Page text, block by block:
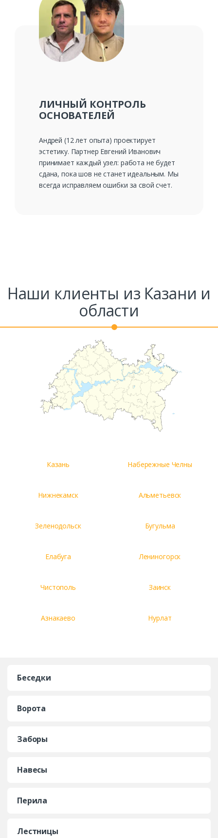
ЛИЧНЫЙ КОНТРОЛЬ
ОСНОВАТЕЛЕЙ
Андрей (12 лет опыта) проектирует
эстетику. Партнер Евгений Иванович
принимает каждый узел: работа не будет
сдана, пока шов не станет идеальным. Мы
всегда исправляем ошибки за свой счет.
Наши клиенты из Казани и
области
Казань Набережные Челны
Нижнекамск Альметьевск
Зеленодольск Бугульма
Елабуга Лениногорск
Чистополь Заинск
Азнакаево Нурлат
Беседки
Ворота
Заборы
Навесы
Перила
Лестницы